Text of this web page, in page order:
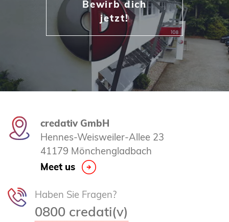
Bewirb dich
jetzt!
credativ GmbH
Hennes-Weisweiler-Allee 23
41179 Mönchengladbach
Meet us
Haben Sie Fragen?
0800 credati(v)